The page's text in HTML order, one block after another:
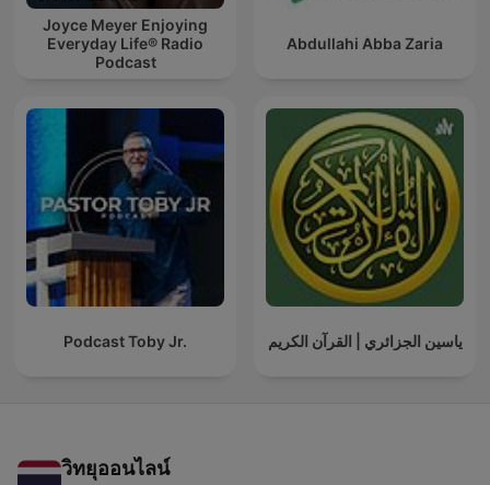
Joyce Meyer Enjoying
Everyday Life® Radio
Podcast
Abdullahi Abba Zaria
Podcast Toby Jr. ياسين الجزائري | القرآن الكريم
วิทยุออนไลน์